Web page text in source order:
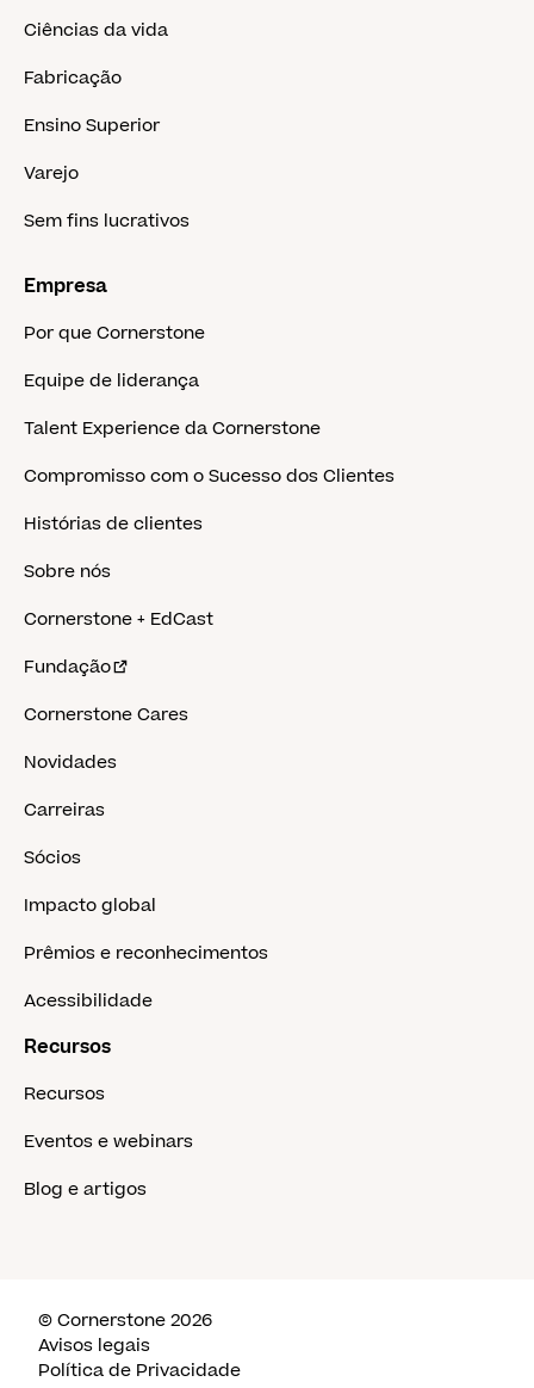
Ciências da vida
Fabricação
Ensino Superior
Varejo
Sem fins lucrativos
Empresa
Por que Cornerstone
Equipe de liderança
Talent Experience da Cornerstone
Compromisso com o Sucesso dos Clientes
Histórias de clientes
Sobre nós
Cornerstone + EdCast
Fundação
Cornerstone Cares
Novidades
Carreiras
Sócios
Impacto global
Prêmios e reconhecimentos
Acessibilidade
Recursos
Recursos
Eventos e webinars
Blog e artigos
© Cornerstone 2026
Avisos legais
Política de Privacidade